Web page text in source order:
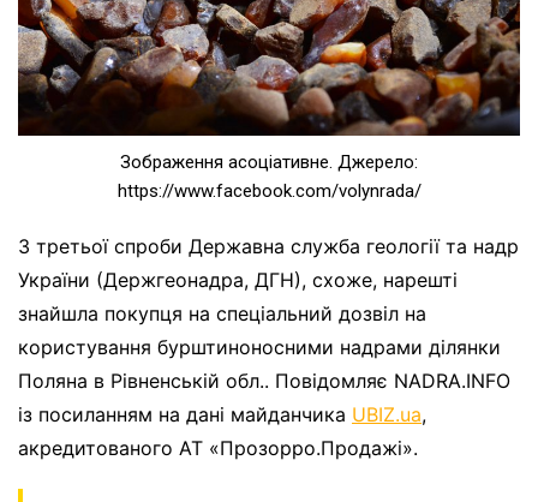
Зображення асоціативне. Джерело:
https://www.facebook.com/volynrada/
З третьої спроби Державна служба геології та надр
України (Держгеонадра, ДГН), схоже, нарешті
знайшла покупця на спеціальний дозвіл на
користування бурштиноносними надрами ділянки
Поляна в Рівненській обл.. Повідомляє NADRA.INFO
із посиланням на дані майданчика UBIZ.ua,
акредитованого АТ «Прозорро.Продажі».